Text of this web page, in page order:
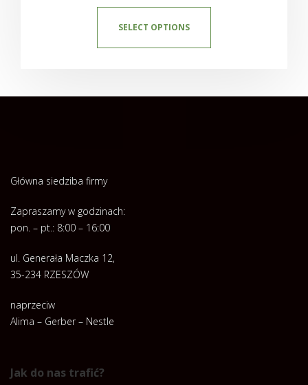
SELECT OPTIONS
Główna siedziba firmy
Zapraszamy w godzinach:
pon. – pt.: 8:00 – 16:00
ul. Generała Maczka 12,
35-234 RZESZÓW
naprzeciw
Alima – Gerber – Nestle
Jak do nas trafić?